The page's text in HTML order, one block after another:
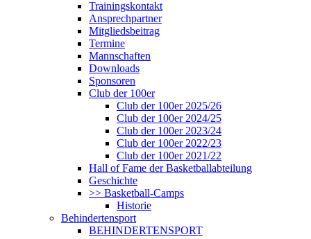
Trainingskontakt
Ansprechpartner
Mitgliedsbeitrag
Termine
Mannschaften
Downloads
Sponsoren
Club der 100er
Club der 100er 2025/26
Club der 100er 2024/25
Club der 100er 2023/24
Club der 100er 2022/23
Club der 100er 2021/22
Hall of Fame der Basketballabteilung
Geschichte
>> Basketball-Camps
Historie
Behindertensport
BEHINDERTENSPORT